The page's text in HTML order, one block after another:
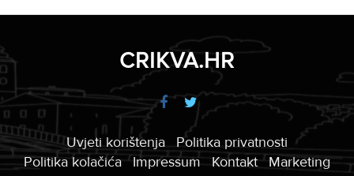
CRIKVA.HR
Uvjeti korištenja
Politika privatnosti
Politika kolačića
Impressum Kontakt Marketing